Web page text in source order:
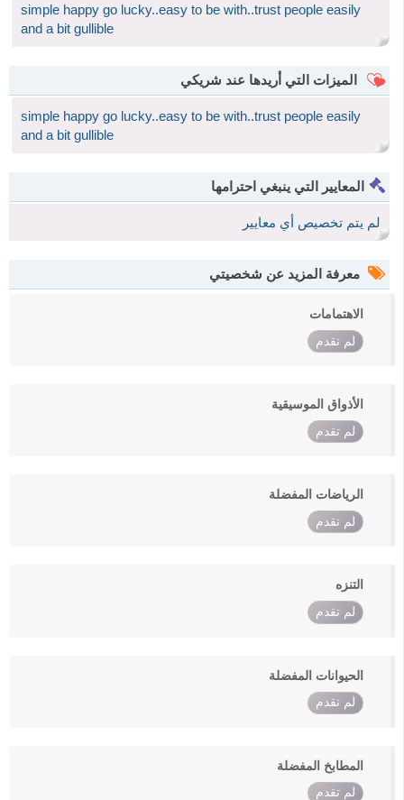
simple happy go lucky..easy to be with..trust people easily
and a bit gullible
الميزات التي أريدها عند شريكي
simple happy go lucky..easy to be with..trust people easily
and a bit gullible
المعايير التي ينبغي احترامها
لم يتم تخصيص أي معايير
معرفة المزيد عن شخصيتي
الاهتمامات
لم تقدم
الأذواق الموسيقية
لم تقدم
الرياضات المفضلة
لم تقدم
التنزه
لم تقدم
الحيوانات المفضلة
لم تقدم
المطابخ المفضلة
لم تقدم